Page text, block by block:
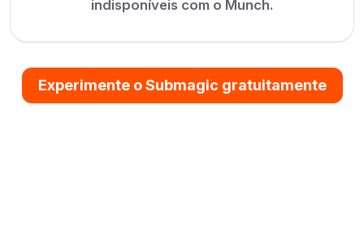
indisponíveis com o Munch.
Experimente o Submagic gratuitamente